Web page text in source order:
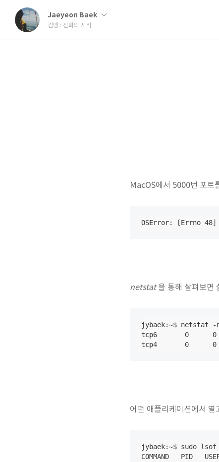
Jaeyeon Baek
컴맹 : 진화의 시작
MacOS에서 5000번 포트
OSError: [Errno 48]
netstat을 통해 살펴보면
jybaek:~$ netstat -
tcp6       0
tcp4       0
어떤 애플리케이션에서 열
jybaek:~$ sudo
COMMAND   PID